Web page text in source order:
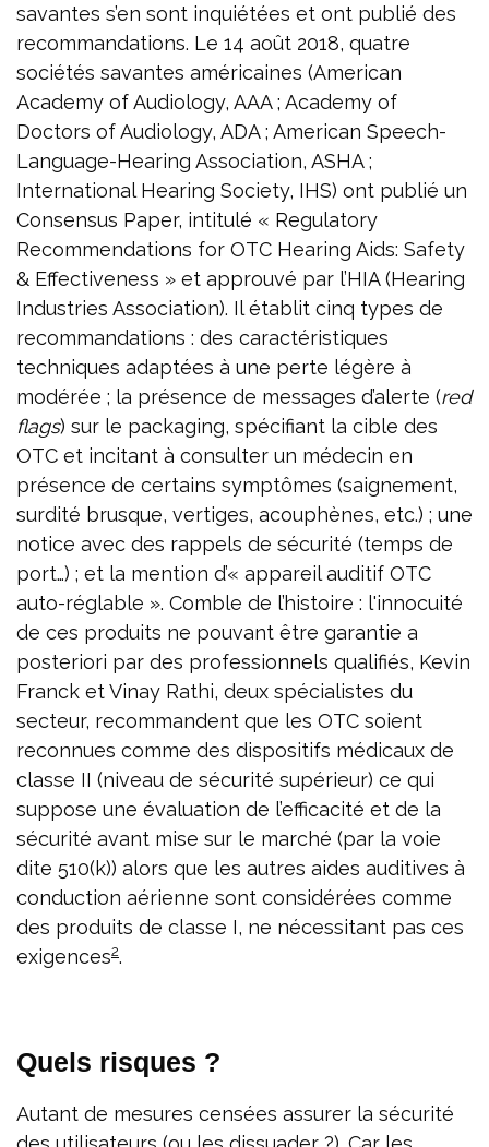
savantes s’en sont inquiétées et ont publié des
recommandations. Le 14 août 2018, quatre
sociétés savantes américaines (American
Academy of Audiology, AAA ; Academy of
Doctors of Audiology, ADA ; American Speech-
Language-Hearing Association, ASHA ;
International Hearing Society, IHS) ont publié un
Consensus Paper, intitulé « Regulatory
Recommendations for OTC Hearing Aids: Safety
& Effectiveness » et approuvé par l’HIA (Hearing
Industries Association). Il établit cinq types de
recommandations : des caractéristiques
techniques adaptées à une perte légère à
modérée ; la présence de messages d’alerte (red
flags) sur le packaging, spécifiant la cible des
OTC et incitant à consulter un médecin en
présence de certains symptômes (saignement,
surdité brusque, vertiges, acouphènes, etc.) ; une
notice avec des rappels de sécurité (temps de
port…) ; et la mention d’« appareil auditif OTC
auto-réglable ». Comble de l’histoire : l'innocuité
de ces produits ne pouvant être garantie a
posteriori par des professionnels qualifiés, Kevin
Franck et Vinay Rathi, deux spécialistes du
secteur, recommandent que les OTC soient
reconnues comme des dispositifs médicaux de
classe II (niveau de sécurité supérieur) ce qui
suppose une évaluation de l’efficacité et de la
sécurité avant mise sur le marché (par la voie
dite 510(k)) alors que les autres aides auditives à
conduction aérienne sont considérées comme
des produits de classe I, ne nécessitant pas ces
exigences2.
Quels risques ?
Autant de mesures censées assurer la sécurité